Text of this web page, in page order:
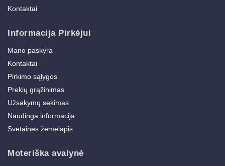
Kontaktai
Informacija Pirkėjui
Mano paskyra
Kontaktai
Pirkimo sąlygos
Prekių grąžinimas
Užsakymų sekimas
Naudinga informacija
Svetainės žemėlapis
Moteriška avalynė